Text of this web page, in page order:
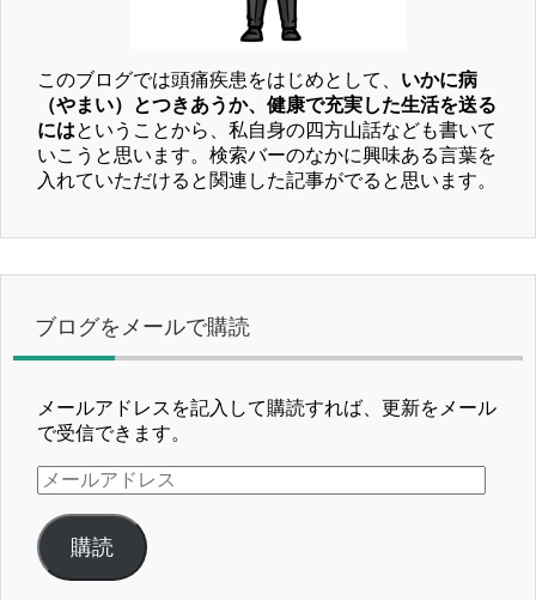
このブログでは頭痛疾患をはじめとして、 いかに病
（やまい）とつきあうか、健康で充実した生活を送る
にはということから、私自身の四方山話なども書いて
いこうと思います。検索バーのなかに興味ある言葉を
入れていただけると関連した記事がでると思います。
ブログをメールで購読
メールアドレスを記入して購読すれば、更新をメール
で受信できます。
メ
ー
ル
ア
ド
購読